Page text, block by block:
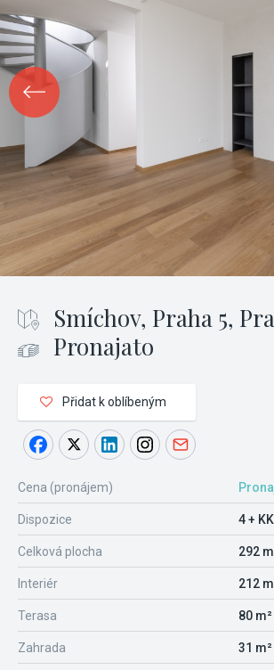
Smíchov, Praha 5,
Pronajato
Přidat k oblíbeným
Cena (pronájem)
Dispozice 4 + KK
Celková plocha 292
Interiér 212
Terasa 80 m²
Zahrada 31 m²